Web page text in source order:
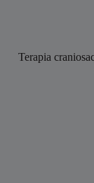
Terapia